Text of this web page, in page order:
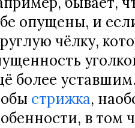
опущены, и
чёлку,
более
стрижка,
в том